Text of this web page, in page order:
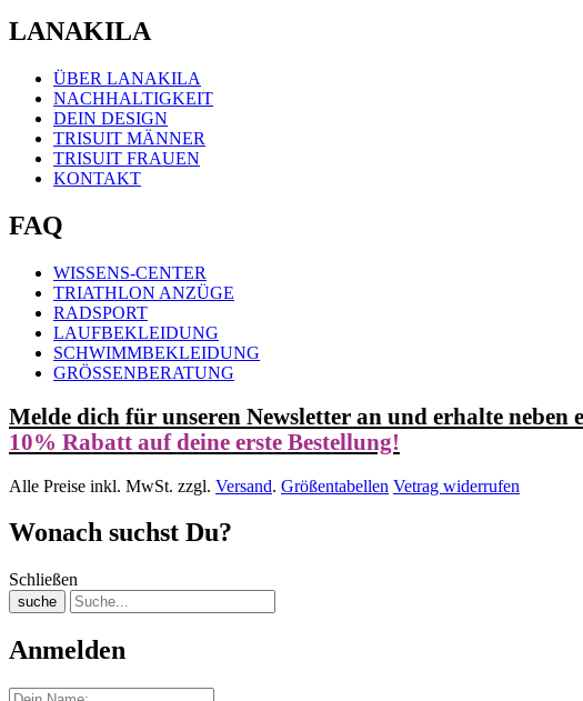
LANAKILA
ÜBER LANAKILA
NACHHALTIGKEIT
DEIN DESIGN
TRISUIT MÄNNER
TRISUIT FRAUEN
KONTAKT
FAQ
WISSENS-CENTER
TRIATHLON ANZÜGE
RADSPORT
LAUFBEKLEIDUNG
SCHWIMMBEKLEIDUNG
GRÖSSENBERATUNG
Melde dich für unseren Newsletter an und erhalte neben
10% Rabatt auf deine erste Bestellung!
Alle Preise inkl. MwSt. zzgl. Versand. Größentabellen Vetrag widerrufen
Wonach suchst Du?
Schließen
suche
Anmelden